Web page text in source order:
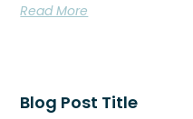
Read More
Blog Post Title